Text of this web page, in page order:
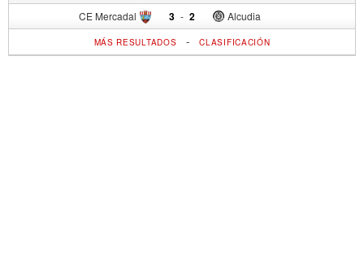
CE Mercadal 3 - Alcudia
2
MÁS RESULTADOS -CLASIFICACIÓN